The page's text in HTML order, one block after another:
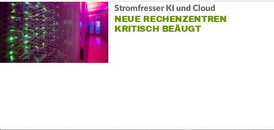
Stromfresser KI und Cloud
NEUE RECHENZENTREN
KRITISCH BEÄUGT